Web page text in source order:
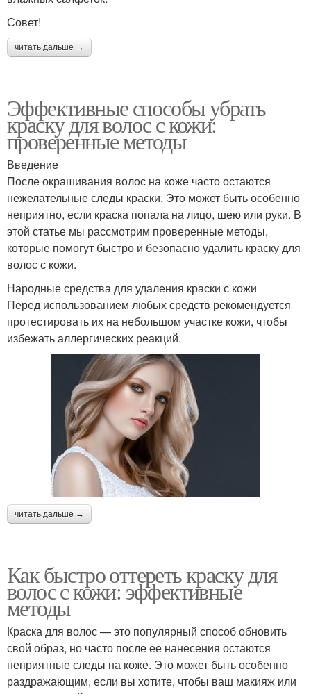
Совет!
читать дальше →
Эффективные способы убрать
краску для волос с кожи:
проверенные методы
Введение
После окрашивания волос на коже часто остаются
нежелательные следы краски. Это может быть особенно
неприятно, если краска попала на лицо, шею или руки. В
этой статье мы рассмотрим проверенные методы,
которые помогут быстро и безопасно удалить краску для
волос с кожи.
Народные средства для удаления краски с кожи
Перед использованием любых средств рекомендуется
протестировать их на небольшом участке кожи, чтобы
избежать аллергических реакций.
читать дальше →
Как быстро оттереть краску для
волос с кожи: эффективные
методы
Краска для волос — это популярный способ обновить
свой образ, но часто после ее нанесения остаются
неприятные следы на коже. Это может быть особенно
раздражающим, если вы хотите, чтобы ваш макияж или